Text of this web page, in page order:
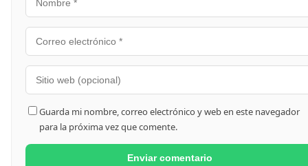
Guarda mi nombre, correo electrónico y web en este navegador
para la próxima vez que comente.